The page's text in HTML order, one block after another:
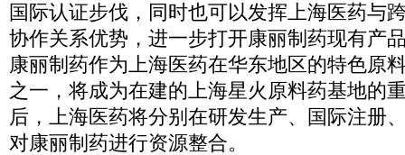
国际认证步伐，同时也可以发挥上海医药与
协作关系优势，进一步打开康丽制药现有产
康丽制药作为上海医药在华东地区的特色原
之一，将成为在建的上海星火原料药基地的
后，上海医药将分别在研发生产、国际注册
对康丽制药进行资源整合。